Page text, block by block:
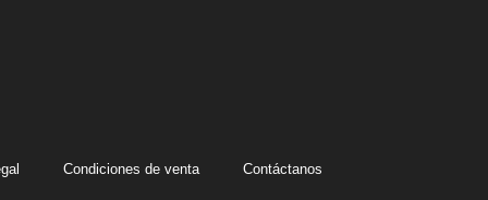
Condiciones de venta Contáctanos